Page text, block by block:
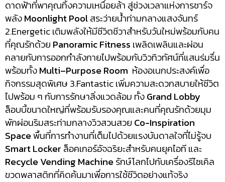
ดาดฟ้าที่พาคุณทิ้งความเหนื่อยล้า สู่ช่วงเวลาแห่งการชาร์จ
พลังMoonlight Poolสระว่ายน้ำท่ามกลางแสงจันทร์
2.Energetic เติมพลังให้มีชีวิตชีวาสำหรับวันใหม่พร้อมกับคน
ที่คุณรักด้วย Panoramic Fitness เพลิดเพลินและผ่อน
คลายกับการออกกำลังกายไปพร้อมกับวิวทิวทัศน์ที่แสนร่มรื่น
พร้อมทั้งMulti–Purpose Room ห้องอเนกประสงค์เพื่อ
กิจกรรมสุดพิเศษ 3.Fantastic เพิ่มความสะดวกสบายให้ชีวิต
ไปพร้อม ๆ กับการรักษาสิ่งแวดล้อม ทั้งGrand Lobby
ล็อบบี้ขนาดใหญ่ที่พร้อมรับรองคุณและคนที่คุณรักด้วยมุม
พักผ่อนริมสระท่ามกลางวิวสวนสวย Co-Inspiration
Spaceพื้นที่การทำงานที่เต็มไปด้วยแรงบันดาลใจที่ไม่รู้จบ
Smart Locker ล็อคเกอร์อัจฉริยะสำหรับคนยุคไอที และ
Recycle Vending Machine รักษ์โลกไปกับเครื่องรีไซเคิล
ขวดพลาสติกที่คิดค้นมาเพื่อการใช้ชีวิตอย่างแท้จริง